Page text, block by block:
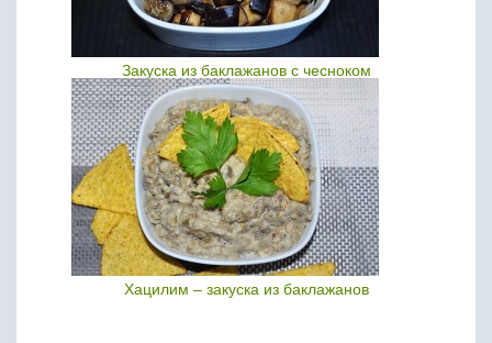
Закуска из баклажанов с чесноком
Хацилим – закуска из баклажанов